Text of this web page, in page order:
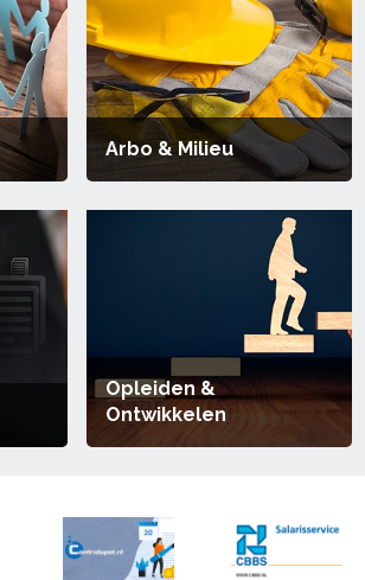
Arbo & Milieu
Opleiden &
Ontwikkelen